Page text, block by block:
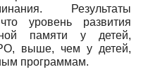
Результаты
уровень развития
памяти у детей,
выше, чем у детей,
программам.